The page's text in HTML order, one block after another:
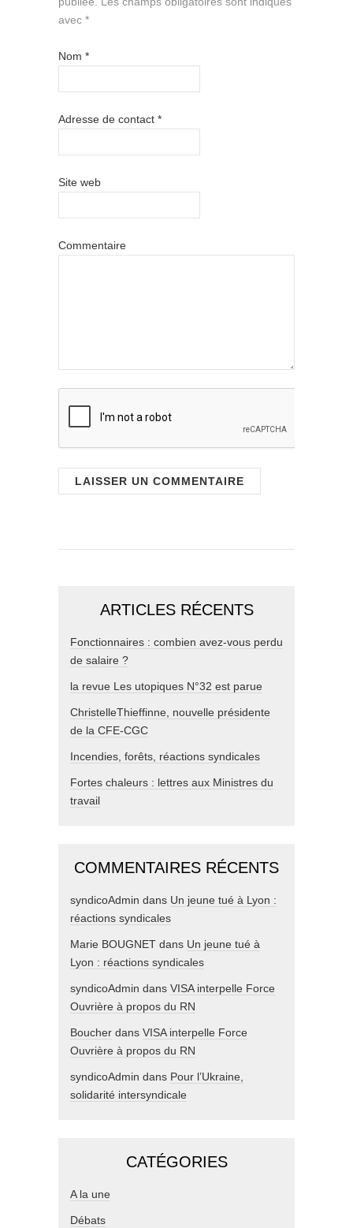
avec *
Nom *
Adresse de contact *
Site web
Commentaire
ARTICLES RÉCENTS
Fonctionnaires : combien avez-vous perdu
de salaire ?
la revue Les utopiques N°32 est parue
ChristelleThieffinne, nouvelle présidente
de la CFE-CGC
Incendies, forêts, réactions syndicales
Fortes chaleurs : lettres aux Ministres du
travail
COMMENTAIRES RÉCENTS
syndicoAdmin dans Un jeune tué à Lyon :
réactions syndicales
Marie BOUGNET dans Un jeune tué à
Lyon : réactions syndicales
syndicoAdmin dans VISA interpelle Force
Ouvrière à propos du RN
Boucher dans VISA interpelle Force
Ouvrière à propos du RN
syndicoAdmin dans Pour l’Ukraine,
solidarité intersyndicale
CATÉGORIES
A la une
Débats